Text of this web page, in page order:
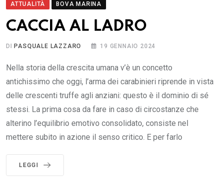
ATTUALITÀ BOVA MARINA
CACCIA AL LADRO
DI PASQUALE LAZZARO 19 GENNAIO 2024
Nella storia della crescita umana v’è un concetto
antichissimo che oggi, l’arma dei carabinieri riprende in vista
delle crescenti truffe agli anziani: questo è il dominio di sé
stessi. La prima cosa da fare in caso di circostanze che
alterino l’equilibrio emotivo consolidato, consiste nel
mettere subito in azione il senso critico. E per farlo
LEGGI